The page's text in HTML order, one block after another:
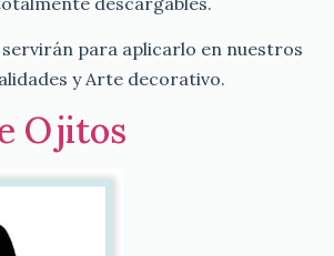
para aplicarlo en nuestros
y Arte decorativo.
Ojitos